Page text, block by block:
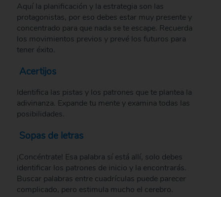
Aquí la planificación y la estrategia son las
protagonistas, por eso debes estar muy presente y
concentrado para que nada se te escape. Recuerda
los movimientos previos y prevé los futuros para
tener éxito.
Acertijos
Identifica las pistas y los patrones que te plantea la
adivinanza. Expande tu mente y examina todas las
posibilidades.
Sopas de letras
¡Concéntrate! Esa palabra sí está allí, solo debes
identificar los patrones de inicio y la encontrarás.
Buscar palabras entre cuadrículas puede parecer
complicado, pero estimula mucho el cerebro.